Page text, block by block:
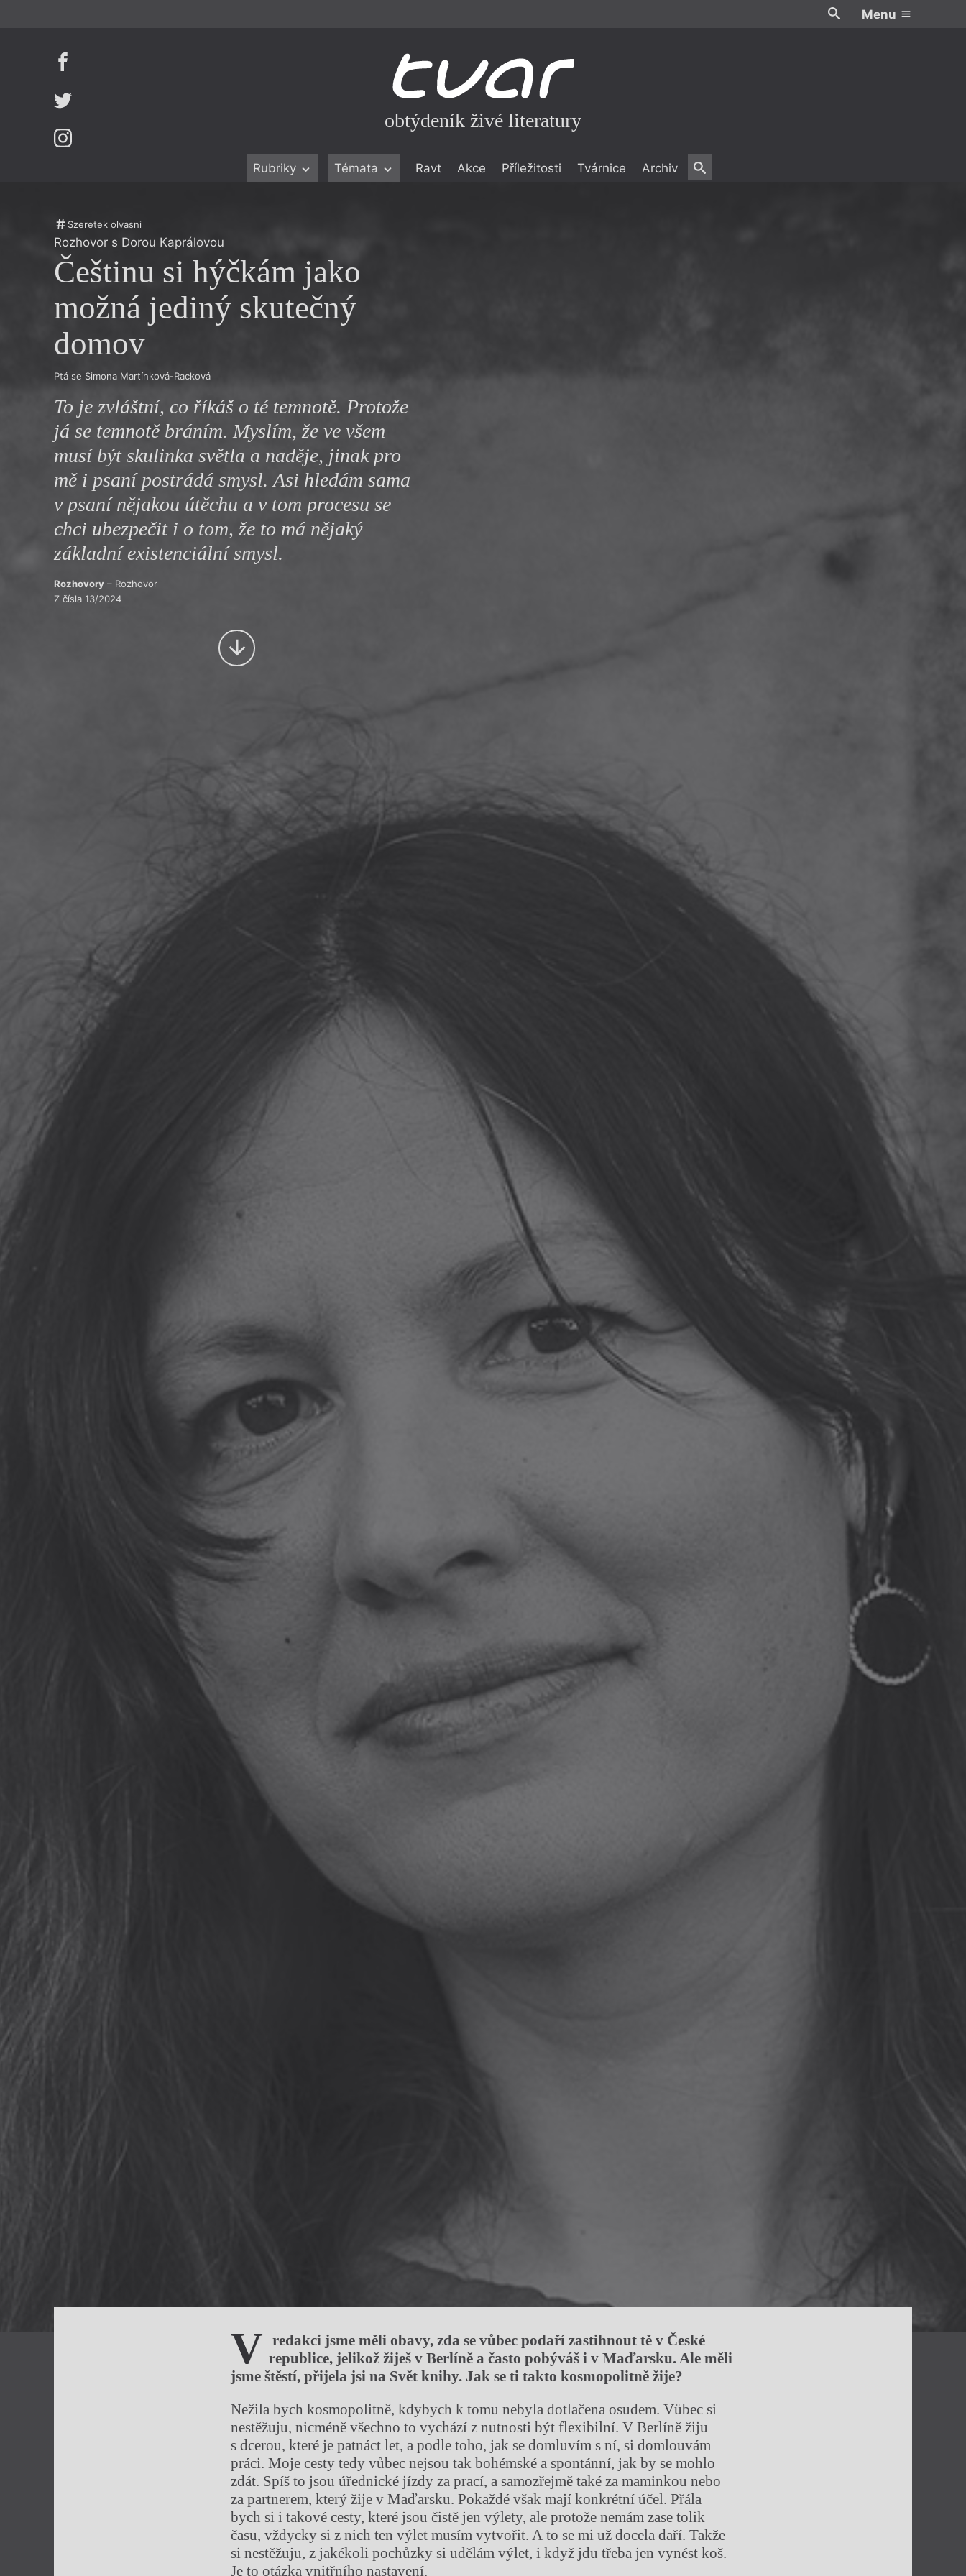
Menu
obtýdeník živé literatury
Rubriky Témata Ravt Akce Příležitosti Tvárnice Archiv
Recenze a reflexe
Reportáže
Rozhovory
Divadlo
Historie kolonialismu
Dokument
Szeretek olvasni
Rozhovor s Dorou Kaprálovou
Češtinu si hýčkám jako
možná jediný skutečný
domov
Ptá se Simona Martínková-Racková
To je zvláštní, co říkáš o té temnotě. Protože
já se temnotě bráním. Myslím, že ve všem
musí být skulinka světla a naděje, jinak pro
mě i psaní postrádá smysl. Asi hledám sama
v psaní nějakou útěchu a v tom procesu se
chci ubezpečit i o tom, že to má nějaký
základní existenciální smysl.
Rozhovory– Rozhovor
Z čísla 13/2024
V
redakci jsme měli obavy, zda se vůbec podaří zastihnout tě v České
republice, jelikož žiješ v Berlíně a často pobýváš i v Maďarsku. Ale měli
jsme štěstí, přijela jsi na Svět knihy. Jak se ti takto kosmopolitně žije?
Nežila bych kosmopolitně, kdybych k tomu nebyla dotlačena osudem. Vůbec si
nestěžuju, nicméně všechno to vychází z nutnosti být flexibilní. V Berlíně žiju
s dcerou, které je patnáct let, a podle toho, jak se domluvím s ní, si domlouvám
práci. Moje cesty tedy vůbec nejsou tak bohémské a spontánní, jak by se mohlo
zdát. Spíš to jsou úřednické jízdy za prací, a samozřejmě také za maminkou nebo
za partnerem, který žije v Maďarsku. Pokaždé však mají konkrétní účel. Přála
bych si i takové cesty, které jsou čistě jen výlety, ale protože nemám zase tolik
času, vždycky si z nich ten výlet musím vytvořit. A to se mi už docela daří. Takže
si nestěžuju, z jakékoli pochůzky si udělám výlet, i když jdu třeba jen vynést koš.
Je to otázka vnitřního nastavení.